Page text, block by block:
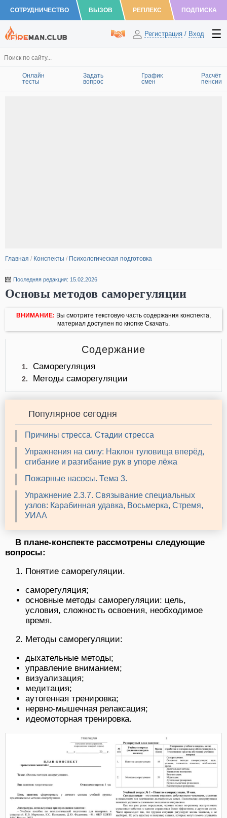
СОТРУДНИЧЕСТВО ВЫЗОВ РЕПЛЕКС ПОДПИСКА
Регистрация / Вход
Онлайн
тесты
Задать
вопрос
График
смен
Расчёт
пенсии
Главная / Конспекты / Психологическая подготовка
Последняя редакция: 15.02.2026
Основы методов саморегуляции
ВНИМАНИЕ: Вы смотрите текстовую часть содержания конспекта,
материал доступен по кнопке Скачать.
Содержание
1. Саморегуляция
2. Методы саморегуляции
Популярное сегодня
Причины стресса. Стадии стресса
Упражнения на силу: Наклон туловища вперёд,
сгибание и разгибание рук в упоре лёжа
Пожарные насосы. Тема 3.
Упражнение 2.3.7. Связывание специальных
узлов: Карабинная удавка, Восьмерка, Стремя,
УИАА
В плане-конспекте рассмотрены следующие
вопросы:
Понятие саморегуляции.
саморегуляция;
основные методы саморегуляции: цель,
условия, сложность освоения, необходимое
время.
Методы саморегуляции:
дыхательные методы;
управление вниманием;
визуализация;
медитация;
аутогенная тренировка;
нервно-мышечная релаксация;
идеомоторная тренировка.